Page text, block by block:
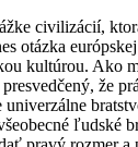
civilizácií,
otázka
kultúrou. Ako
že
ľudské